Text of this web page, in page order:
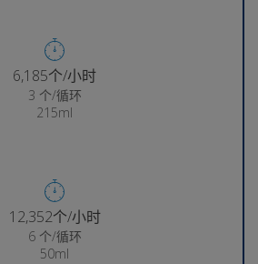
6,271个/小时
3 个/循环
215ml
12,538个/小时
6 个/循环
50ml